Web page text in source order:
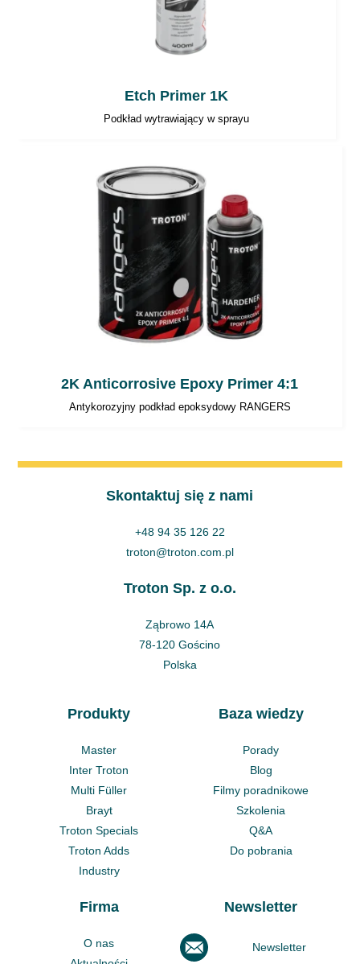
Etch Primer 1K
Podkład wytrawiający w sprayu
2K Anticorrosive Epoxy Primer 4:1
Antykorozyjny podkład epoksydowy RANGERS
Skontaktuj się z nami
+48 94 35 126 22
troton@troton.com.pl
Troton Sp. z o.o.
Ząbrowo 14A
78-120 Gościno
Polska
Produkty
Master
Inter Troton
Multi Füller
Brayt
Troton Specials
Troton Adds
Industry
Baza wiedzy
Porady
Blog
Filmy poradnikowe
Szkolenia
Q&A
Do pobrania
Firma
O nas
Newsletter
Newsletter